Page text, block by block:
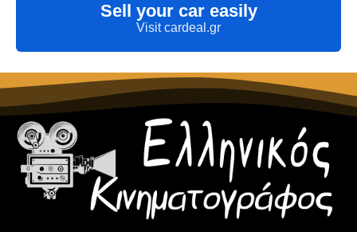
Sell your car easily
Visit cardeal.gr